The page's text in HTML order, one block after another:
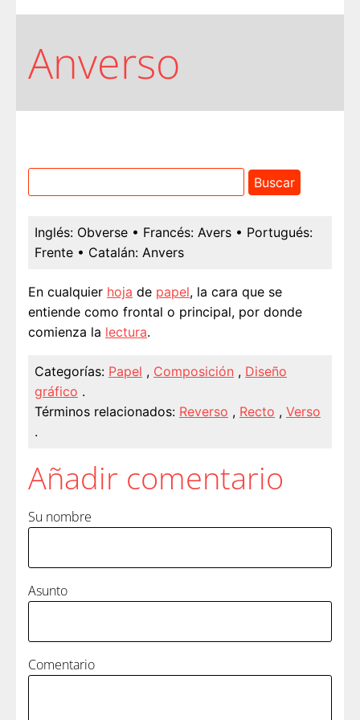
Anverso
Inglés: Obverse • Francés: Avers • Portugués:
Frente • Catalán: Anvers
En cualquier hoja de papel, la cara que se
entiende como frontal o principal, por donde
comienza la lectura.
Categorías: Papel , Composición , Diseño
gráfico .
Términos relacionados: Reverso , Recto , Verso
.
Añadir comentario
Su nombre
Asunto
Comentario